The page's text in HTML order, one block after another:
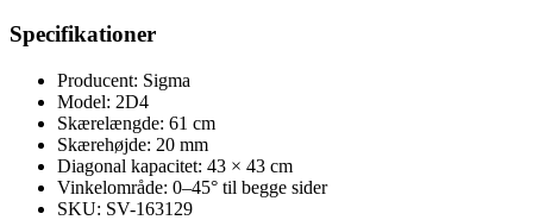
Specifikationer
Producent: Sigma
Model: 2D4
Skærelængde: 61 cm
Skærehøjde: 20 mm
Diagonal kapacitet: 43 × 43 cm
Vinkelområde: 0–45° til begge sider
SKU: SV-163129